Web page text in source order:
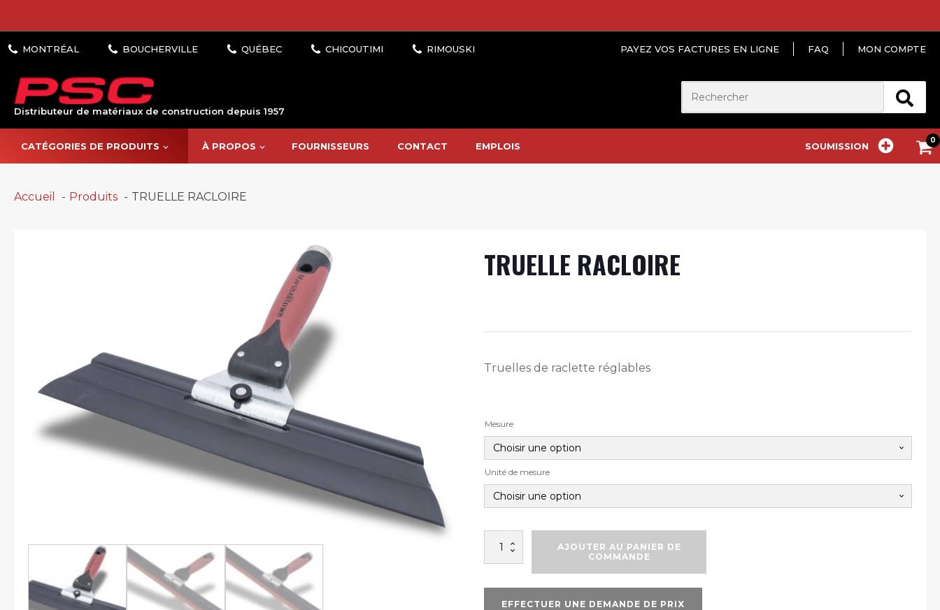
PAYEZ VOS FACTURES EN LIGNE FAQ MON COMPTE
Distributeur de matériaux de construction depuis 1957
CATÉGORIES DE PRODUITS À PROPOS FOURNISSEURS CONTACT EMPLOIS SOUMISSION
Accueil Produits TRUELLE RACLOIRE
TRUELLE RACLOIRE
Truelles de raclette réglables
Mesure
Unité de mesure
quantité
AJOUTER AU PANIER DE
COMMANDE
EFFECTUER UNE DEMANDE DE PRIX